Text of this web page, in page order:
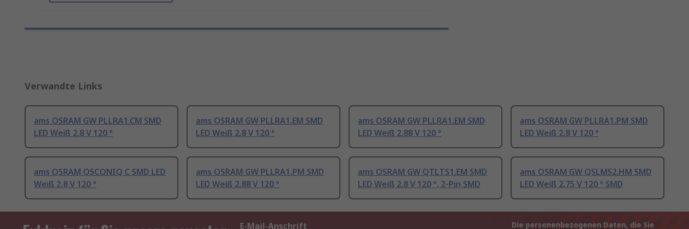
Verwandte Links
ams OSRAM GW PLLRA1.CM SMD
LED Weiß 2.8 V 120 °
ams OSRAM GW PLLRA1.EM SMD
LED Weiß 2.8 V 120 °
ams OSRAM GW PLLRA1.EM SMD
LED Weiß 2.88 V 120 °
ams OSRAM GW PLLRA1.PM SMD
LED Weiß 2.8 V 120 °
ams OSRAM OSCONIQ C SMD LED
Weiß 2.8 V 120 °
ams OSRAM GW PLLRA1.PM SMD
LED Weiß 2.88 V 120 °
ams OSRAM GW QTLTS1.EM SMD
LED Weiß 2.8 V 120 °, 2-Pin SMD
ams OSRAM GW QSLMS2.HM SMD
LED Weiß 2.75 V 120 ° SMD
E-Mail-Anschrift Die personenbezogenen Daten, die Sie